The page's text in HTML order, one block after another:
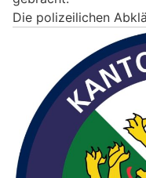
Die polizeilichen